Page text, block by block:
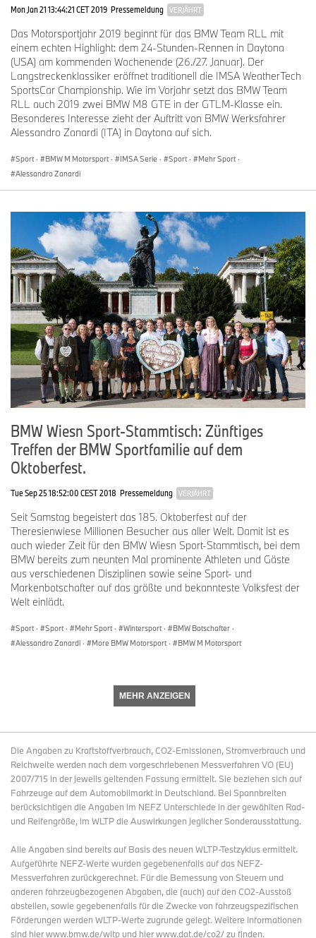
Mon Jan 21 13:44:21 CET 2019 Pressemeldung VERJÄHRT
Das Motorsportjahr 2019 beginnt für das BMW Team RLL mit
einem echten Highlight: dem 24-Stunden-Rennen in Daytona
(USA) am kommenden Wochenende (26./27. Januar). Der
Langstreckenklassiker eröffnet traditionell die IMSA WeatherTech
SportsCar Championship. Wie im Vorjahr setzt das BMW Team
RLL auch 2019 zwei BMW M8 GTE in der GTLM-Klasse ein.
Besonderes Interesse zieht der Auftritt von BMW Werksfahrer
Alessandro Zanardi (ITA) in Daytona auf sich.
Sport · BMW M Motorsport · IMSA Serie · Sport · Mehr Sport ·
Alessandro Zanardi
BMW Wiesn Sport-Stammtisch: Zünftiges
Treffen der BMW Sportfamilie auf dem
Oktoberfest.
Tue Sep 25 18:52:00 CEST 2018 Pressemeldung VERJÄHRT
Seit Samstag begeistert das 185. Oktoberfest auf der
Theresienwiese Millionen Besucher aus aller Welt. Damit ist es
auch wieder Zeit für den BMW Wiesn Sport-Stammtisch, bei dem
BMW bereits zum neunten Mal prominente Athleten und Gäste
aus verschiedenen Disziplinen sowie seine Sport- und
Markenbotschafter auf das größte und bekannteste Volksfest der
Welt einlädt.
Sport · Sport · Mehr Sport · Wintersport · BMW Botschafter ·
Alessandro Zanardi · More BMW Motorsport · BMW M Motorsport
MEHR ANZEIGEN
Die Angaben zu Kraftstoffverbrauch, CO2-Emissionen, Stromverbrauch und
Reichweite werden nach dem vorgeschriebenen Messverfahren VO (EU)
2007/715 in der jeweils geltenden Fassung ermittelt. Sie beziehen sich auf
Fahrzeuge auf dem Automobilmarkt in Deutschland. Bei Spannbreiten
berücksichtigen die Angaben im NEFZ Unterschiede in der gewählten Rad-
und Reifengröße, im WLTP die Auswirkungen jeglicher Sonderausstattung.
Alle Angaben sind bereits auf Basis des neuen WLTP-Testzyklus ermittelt.
Aufgeführte NEFZ-Werte wurden gegebenenfalls auf das NEFZ-
Messverfahren zurückgerechnet. Für die Bemessung von Steuern und
anderen fahrzeugbezogenen Abgaben, die (auch) auf den CO2-Ausstoß
abstellen, sowie gegebenenfalls für die Zwecke von fahrzeugspezifischen
Förderungen werden WLTP-Werte zugrunde gelegt. Weitere Informationen
sind hier www.bmw.de/wltp und hier www.dat.de/co2/ zu finden.